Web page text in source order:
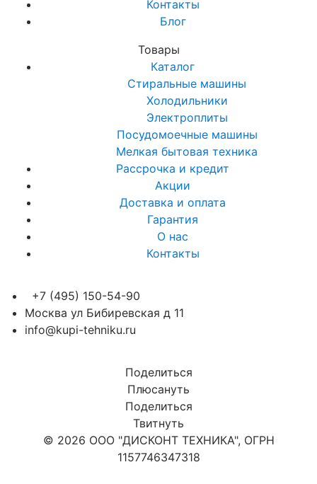
Контакты
Блог
Товары
Каталог
Стиральные машины
Холодильники
Электроплиты
Посудомоечные машины
Мелкая бытовая техника
Рассрочка и кредит
Акции
Доставка и оплата
Гарантия
О нас
Контакты
+7 (495) 150-54-90
Москва ул Бибиревская д 11
info@kupi-tehniku.ru
Поделиться
Плюсануть
Поделиться
Твитнуть
© 2026 ООО "ДИСКОНТ ТЕХНИКА", ОГРН
1157746347318